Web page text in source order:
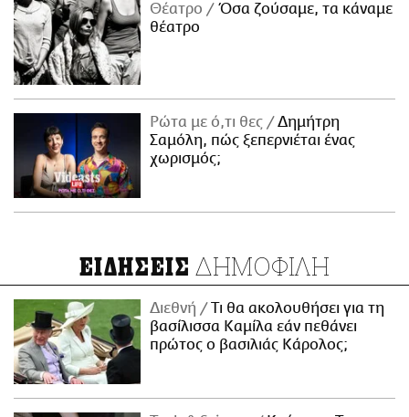
Θέατρο
Όσα ζούσαμε, τα κάναμε
θέατρο
Ρώτα με ό,τι θες
Δημήτρη
Σαμόλη, πώς ξεπερνιέται ένας
χωρισμός;
ΕΙΔΗΣΕΙΣ ΔΗΜΟΦΙΛΗ
Διεθνή
Τι θα ακολουθήσει για τη
βασίλισσα Καμίλα εάν πεθάνει
πρώτος ο βασιλιάς Κάρολος;